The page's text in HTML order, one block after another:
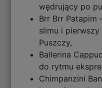
wędrujący po
Brr Brr Patapim
slimu i
Puszczy,
Ballerina
do rytmu
Chimpanzini